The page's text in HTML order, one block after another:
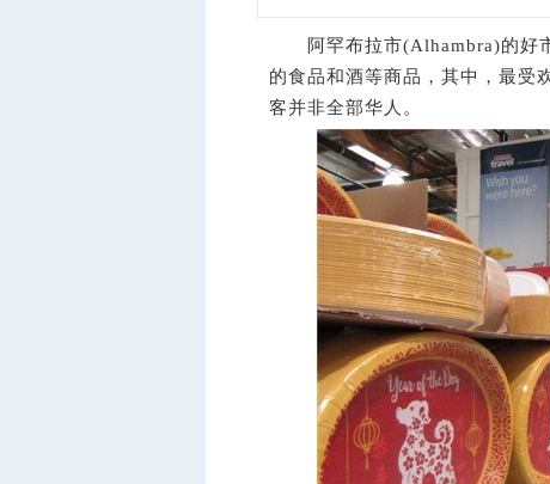
阿罕布拉市(Alhambra)的好市
的食品和酒等商品，其中，最受
客并非全部华人。